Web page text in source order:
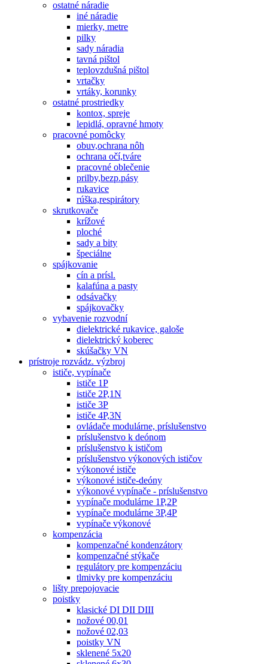
ostatné náradie
iné náradie
mierky, metre
pilky
sady náradia
tavná pištol
teplovzdušná pištol
vrtačky
vrtáky, korunky
ostatné prostriedky
kontox, spreje
lepidlá, opravné hmoty
pracovné pomôcky
obuv,ochrana nôh
ochrana očí,tváre
pracovné oblečenie
prilby,bezp.pásy
rukavice
rúška,respirátory
skrutkovače
krížové
ploché
sady a bity
špeciálne
spájkovanie
cín a prísl.
kalafúna a pasty
odsávačky
spájkovačky
vybavenie rozvodní
dielektrické rukavice, galoše
dielektrický koberec
skúšačky VN
prístroje rozvádz. výzbroj
ističe, vypínače
ističe 1P
ističe 2P,1N
ističe 3P
ističe 4P,3N
ovládače modulárne, príslušenstvo
príslušenstvo k deónom
príslušenstvo k ističom
príslušenstvo výkonových ističov
výkonové ističe
výkonové ističe-deóny
výkonové vypínače - príslušenstvo
vypínače modulárne 1P,2P
vypínače modulárne 3P,4P
vypínače výkonové
kompenzácia
kompenzačné kondenzátory
kompenzačné stýkače
regulátory pre kompenzáciu
tlmivky pre kompenzáciu
lišty prepojovacie
poistky
klasické DI DII DIII
nožové 00,01
nožové 02,03
poistky VN
sklenené 5x20